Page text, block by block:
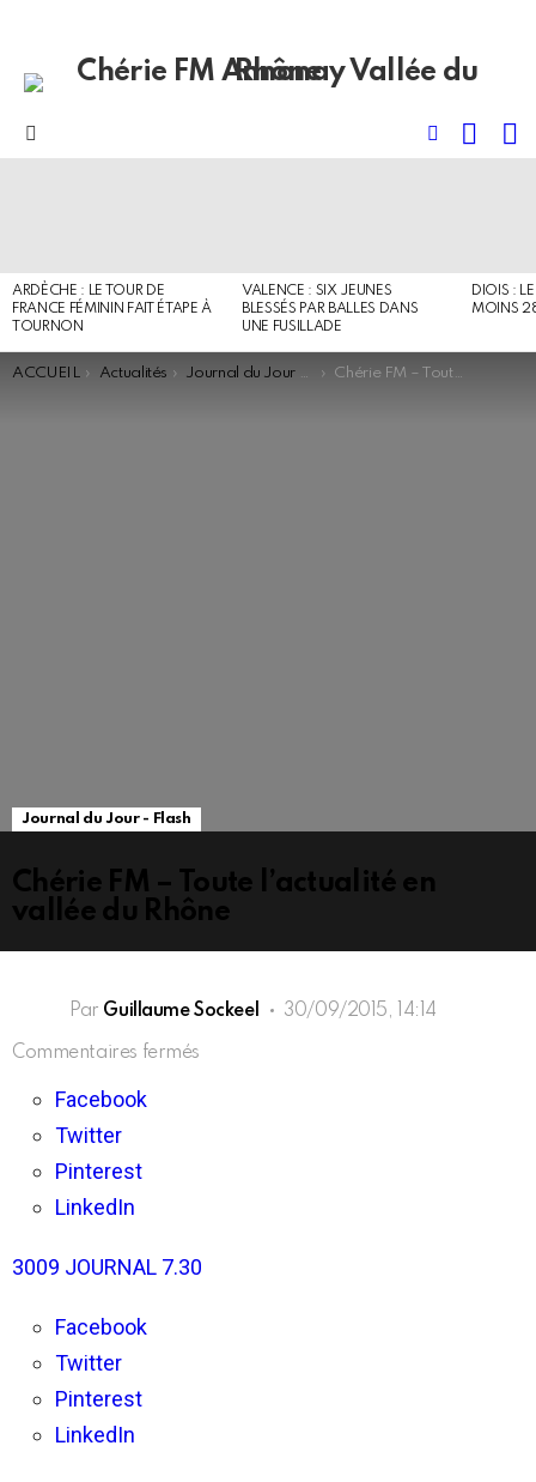
FOLLOW
ARDÈCHE : LE TOUR DE
FRANCE FÉMININ FAIT ÉTAPE À
TOURNON
VALENCE : SIX JEUNES
BLESSÉS PAR BALLES DANS
UNE FUSILLADE
DIOIS :
MOINS
You are here:
ACCUEIL Actualités Journal du Jour - Flash Chérie FM – Toute l’actualité en vallée du Rhône
Journal du Jour - Flash
Chérie FM – Toute l’actualité en
vallée du Rhône
Par Guillaume Sockeel 30/09/2015, 14:14
Commentaires fermés
Facebook
Twitter
Pinterest
LinkedIn
3009 JOURNAL 7.30
Facebook
Twitter
Pinterest
LinkedIn